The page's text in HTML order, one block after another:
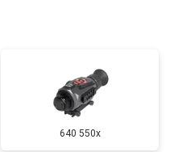
640 550x